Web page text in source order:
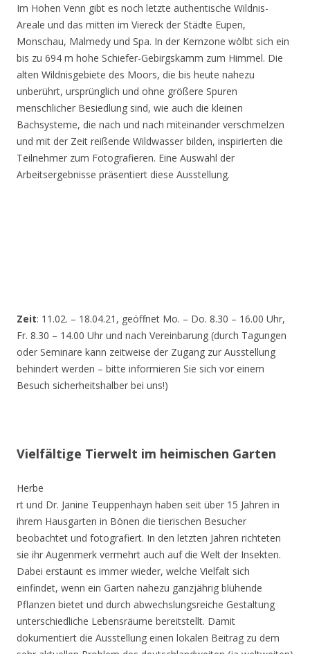
Im Hohen Venn gibt es noch letzte authentische Wildnis-
Areale und das mitten im Viereck der Städte Eupen,
Monschau, Malmedy und Spa. In der Kernzone wölbt sich ein
bis zu 694 m hohe Schiefer-Gebirgskamm zum Himmel. Die
alten Wildnisgebiete des Moors, die bis heute nahezu
unberührt, ursprünglich und ohne größere Spuren
menschlicher Besiedlung sind, wie auch die kleinen
Bachsysteme, die nach und nach miteinander verschmelzen
und mit der Zeit reißende Wildwasser bilden, inspirierten die
Teilnehmer zum Fotografieren. Eine Auswahl der
Arbeitsergebnisse präsentiert diese Ausstellung.
Zeit: 11.02. – 18.04.21, geöffnet Mo. – Do. 8.30 – 16.00 Uhr,
Fr. 8.30 – 14.00 Uhr und nach Vereinbarung (durch Tagungen
oder Seminare kann zeitweise der Zugang zur Ausstellung
behindert werden – bitte informieren Sie sich vor einem
Besuch sicherheitshalber bei uns!)
Vielfältige Tierwelt im heimischen Garten
Herbe
rt und Dr. Janine Teuppenhayn haben seit über 15 Jahren in
ihrem Hausgarten in Bönen die tierischen Besucher
beobachtet und fotografiert. In den letzten Jahren richteten
sie ihr Augenmerk vermehrt auch auf die Welt der Insekten.
Dabei erstaunt es immer wieder, welche Vielfalt sich
einfindet, wenn ein Garten nahezu ganzjährig blühende
Pflanzen bietet und durch abwechslungsreiche Gestaltung
unterschiedliche Lebensräume bereitstellt. Damit
dokumentiert die Ausstellung einen lokalen Beitrag zu dem